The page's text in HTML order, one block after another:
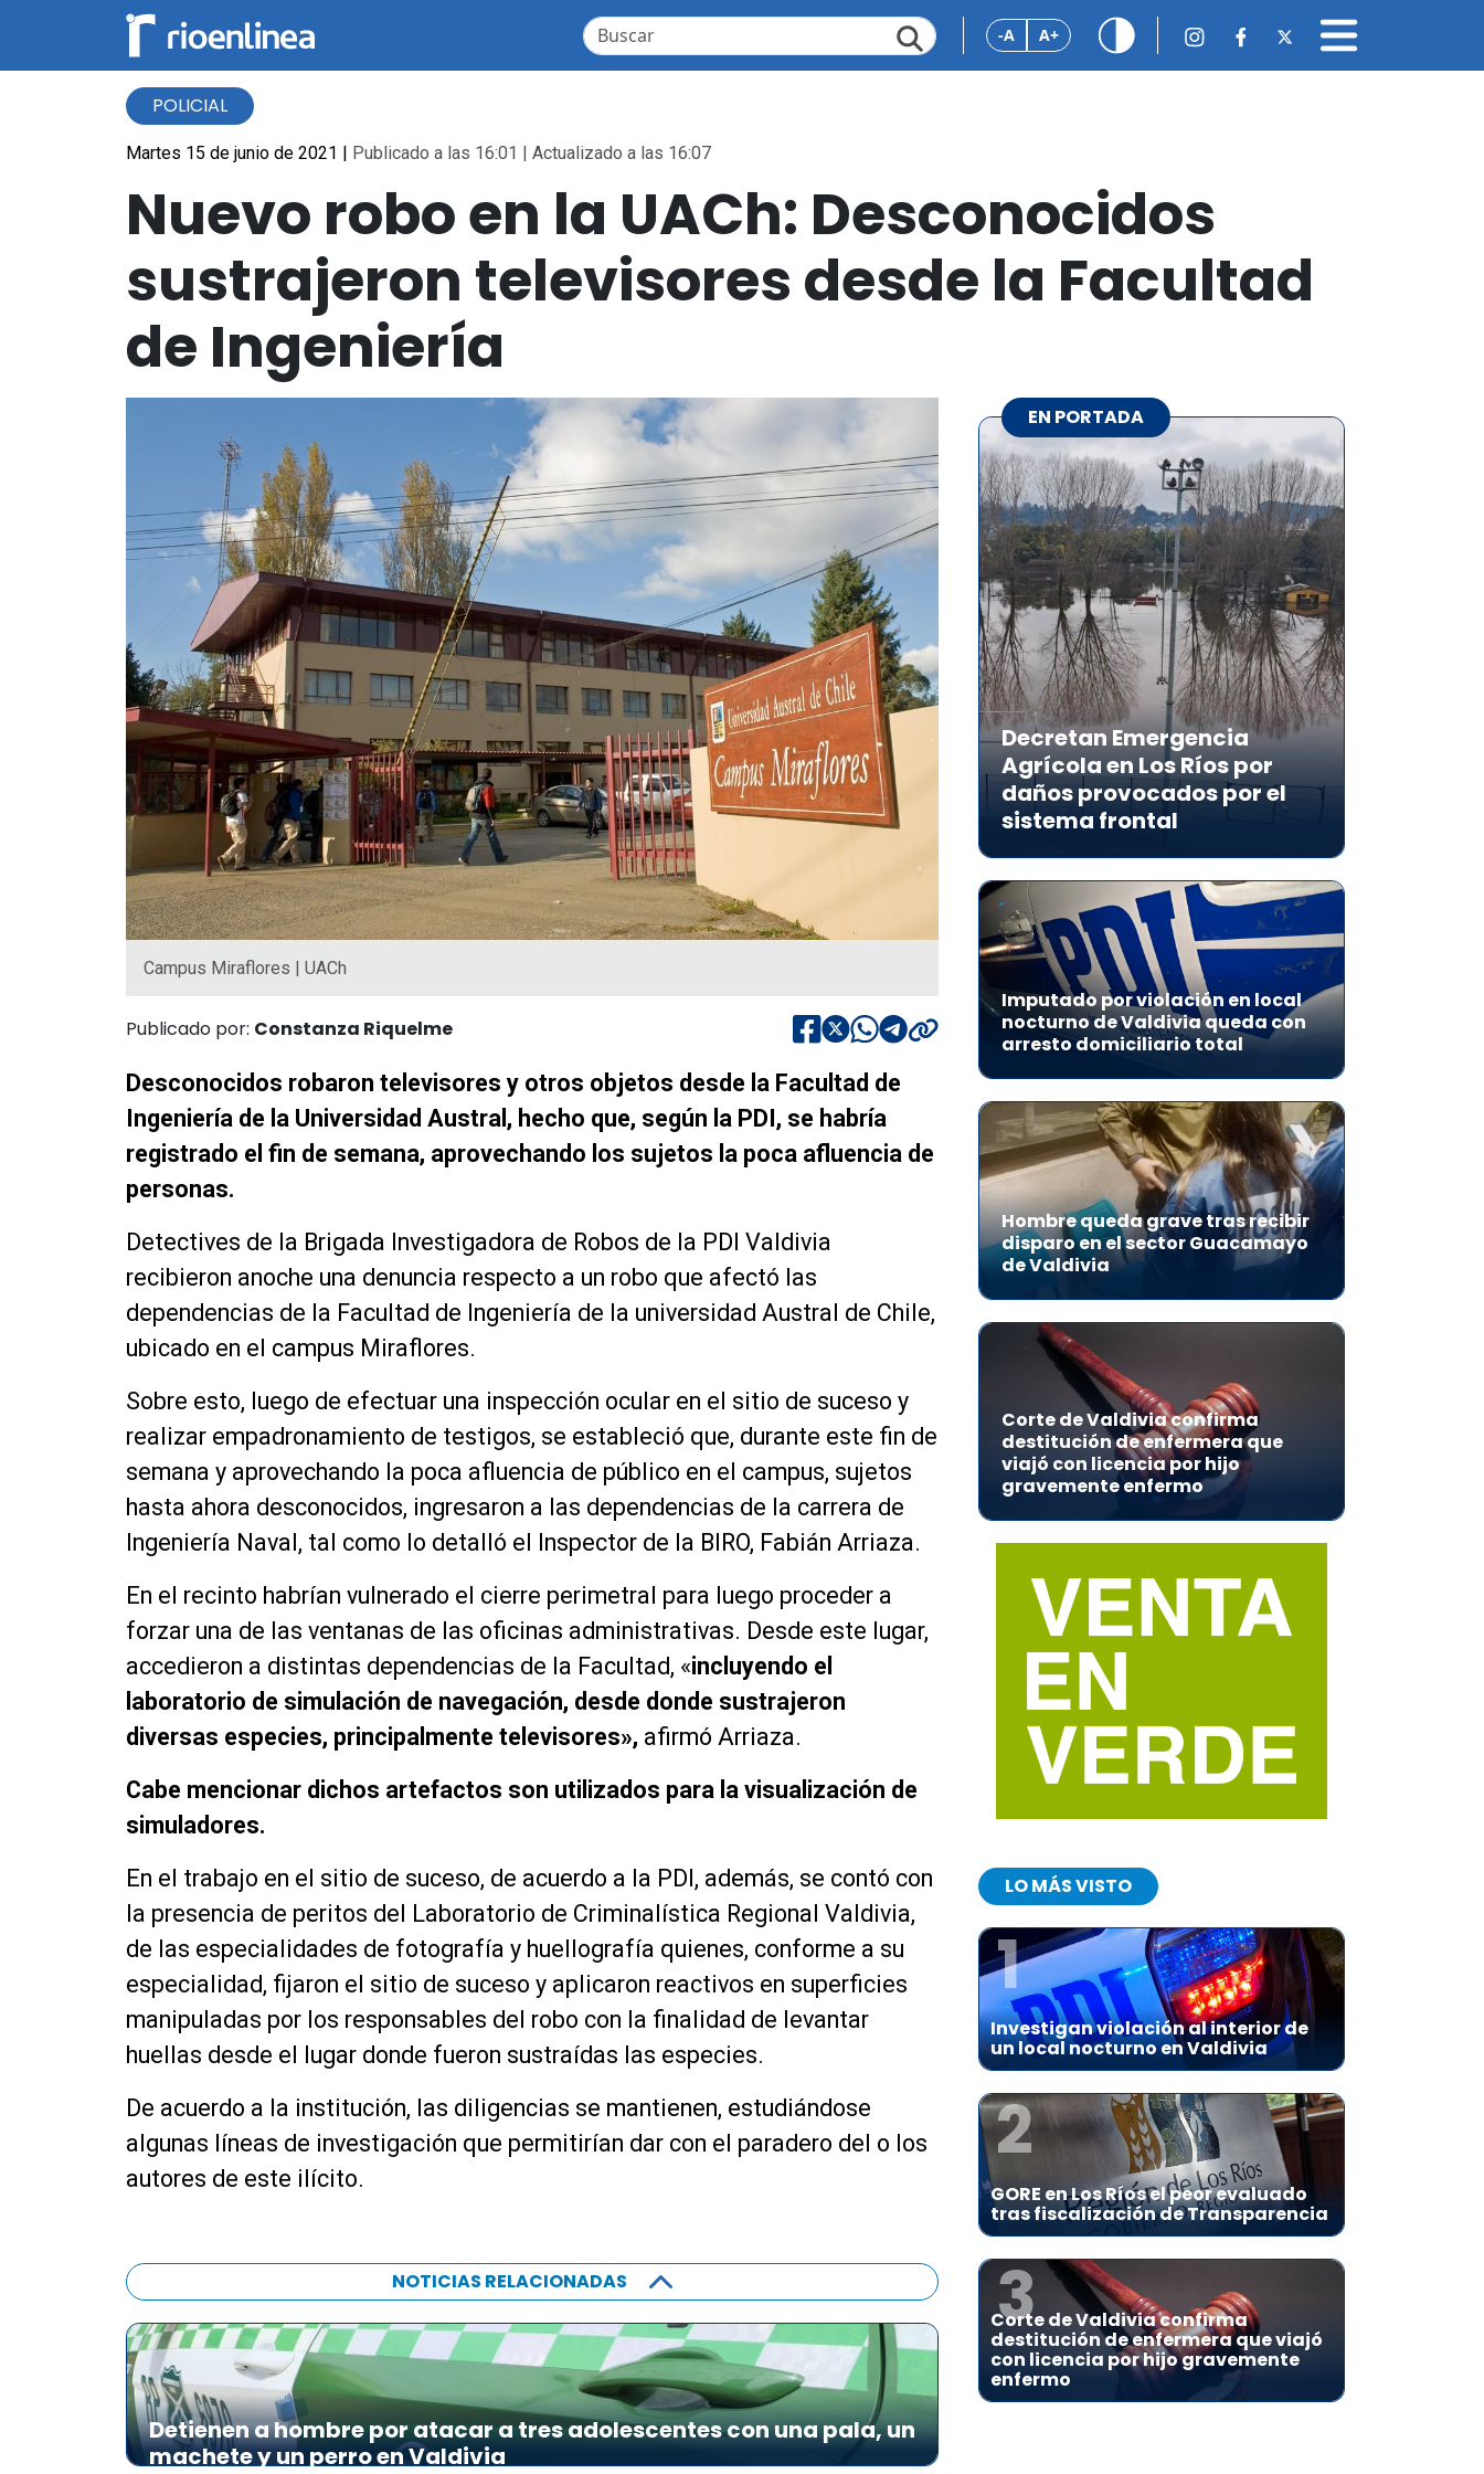
-A A+
POLICIAL
Martes 15 de junio de 2021 | Publicado a las 16:01 | Actualizado a las 16:07
Nuevo robo en la UACh: Desconocidos
sustrajeron televisores desde la Facultad
de Ingeniería
Campus Miraflores | UACh
Publicado por: Constanza Riquelme
Desconocidos robaron televisores y otros objetos desde la Facultad de
Ingeniería de la Universidad Austral, hecho que, según la PDI, se habría
registrado el fin de semana, aprovechando los sujetos la poca afluencia de
personas.
Detectives de la Brigada Investigadora de Robos de la PDI Valdivia
recibieron anoche una denuncia respecto a un robo que afectó las
dependencias de la Facultad de Ingeniería de la universidad Austral de Chile,
ubicado en el campus Miraflores.
Sobre esto, luego de efectuar una inspección ocular en el sitio de suceso y
realizar empadronamiento de testigos, se estableció que, durante este fin de
semana y aprovechando la poca afluencia de público en el campus, sujetos
hasta ahora desconocidos, ingresaron a las dependencias de la carrera de
Ingeniería Naval, tal como lo detalló el Inspector de la BIRO, Fabián Arriaza.
En el recinto habrían vulnerado el cierre perimetral para luego proceder a
forzar una de las ventanas de las oficinas administrativas. Desde este lugar,
accedieron a distintas dependencias de la Facultad, «incluyendo el
laboratorio de simulación de navegación, desde donde sustrajeron
diversas especies, principalmente televisores», afirmó Arriaza.
Cabe mencionar dichos artefactos son utilizados para la visualización de
simuladores.
En el trabajo en el sitio de suceso, de acuerdo a la PDI, además, se contó con
la presencia de peritos del Laboratorio de Criminalística Regional Valdivia,
de las especialidades de fotografía y huellografía quienes, conforme a su
especialidad, fijaron el sitio de suceso y aplicaron reactivos en superficies
manipuladas por los responsables del robo con la finalidad de levantar
huellas desde el lugar donde fueron sustraídas las especies.
De acuerdo a la institución, las diligencias se mantienen, estudiándose
algunas líneas de investigación que permitirían dar con el paradero del o los
autores de este ilícito.
NOTICIAS RELACIONADAS
Detienen a hombre por atacar a tres adolescentes con una pala, un
machete y un perro en Valdivia
EN PORTADA
Decretan Emergencia
Agrícola en Los Ríos por
daños provocados por el
sistema frontal
Imputado por violación en local
nocturno de Valdivia queda con
arresto domiciliario total
Hombre queda grave tras recibir
disparo en el sector Guacamayo
de Valdivia
Corte de Valdivia confirma
destitución de enfermera que
viajó con licencia por hijo
gravemente enfermo
LO MÁS VISTO
1
Investigan violación al interior de
un local nocturno en Valdivia
2
GORE en Los Ríos el peor evaluado
tras fiscalización de Transparencia
3
Corte de Valdivia confirma
destitución de enfermera que viajó
con licencia por hijo gravemente
enfermo